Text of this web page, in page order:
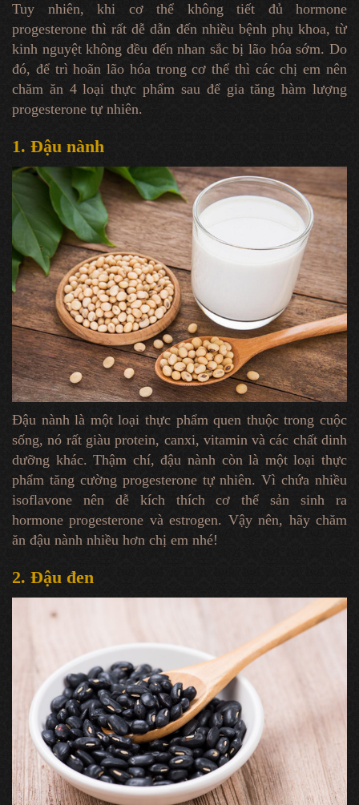
Tuy nhiên, khi cơ thể không tiết đủ hormone
progesterone thì rất dễ dẫn đến nhiều bệnh phụ khoa, từ
kinh nguyệt không đều đến nhan sắc bị lão hóa sớm. Do
đó, để trì hoãn lão hóa trong cơ thể thì các chị em nên
chăm ăn 4 loại thực phẩm sau để gia tăng hàm lượng
progesterone tự nhiên.
1. Đậu nành
Đậu nành là một loại thực phẩm quen thuộc trong cuộc
sống, nó rất giàu protein, canxi, vitamin và các chất dinh
dưỡng khác. Thậm chí, đậu nành còn là một loại thực
phẩm tăng cường progesterone tự nhiên. Vì chứa nhiều
isoflavone nên dễ kích thích cơ thể sản sinh ra
hormone progesterone và estrogen. Vậy nên, hãy chăm
ăn đậu nành nhiều hơn chị em nhé!
2. Đậu đen